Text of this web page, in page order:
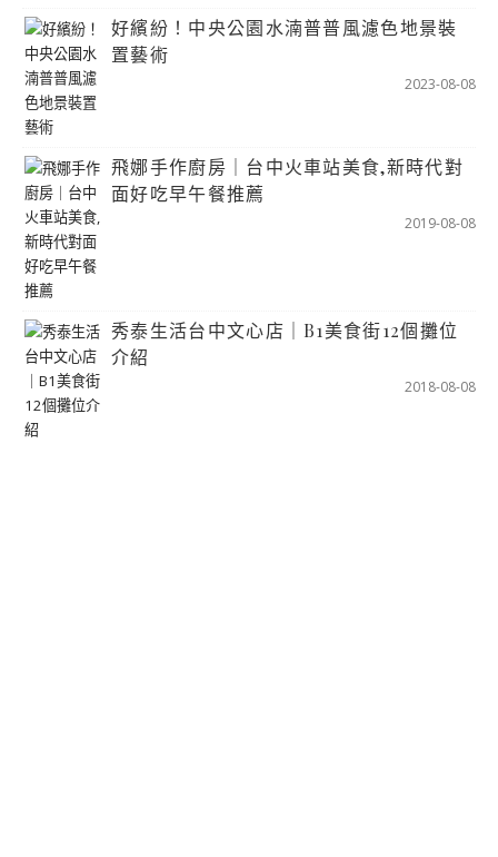
好繽紛！中央公園水湳普普風濾色地景裝
置藝術
2023-08-08
飛娜手作廚房｜台中火車站美食,新時代對
面好吃早午餐推薦
2019-08-08
秀泰生活台中文心店｜B1美食街12個攤位
介紹
2018-08-08